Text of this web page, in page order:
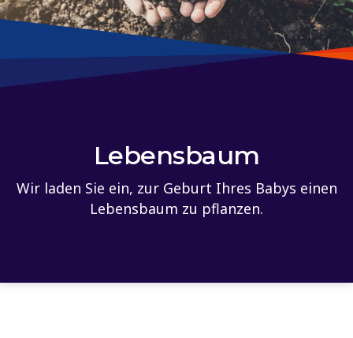
Lebensbaum
Wir laden Sie ein, zur Geburt Ihres Babys einen
Lebensbaum zu pflanzen.